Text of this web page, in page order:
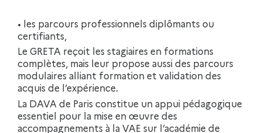
• les parcours professionnels diplômants ou
certifiants,
Le GRETA reçoit les stagiaires en formations
complètes, mais leur propose aussi des parcours
modulaires alliant formation et validation des
acquis de l’expérience.
La DAVA de Paris constitue un appui pédagogique
essentiel pour la mise en œuvre des
accompagnements à la VAE sur l’académie de